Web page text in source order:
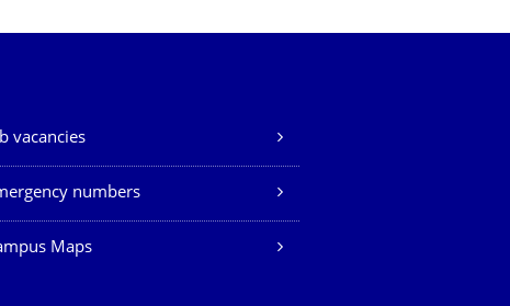
vacancies
numbers
Maps